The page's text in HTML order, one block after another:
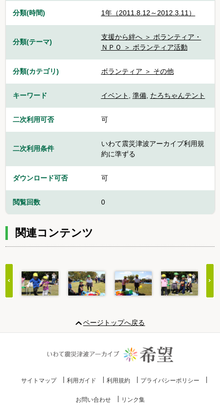
分類(時間) 1年（2011.8.12～2012.3.11）
分類(テーマ)
支援から絆へ ＞ ボランティア・
ＮＰＯ ＞ ボランティア活動
分類(カテゴリ) ボランティア ＞ その他
キーワード イベント , 準備, たろちゃんテント
二次利用可否 可
二次利用条件
いわて震災津波アーカイブ利用規
約に準ずる
ダウンロード可否 可
閲覧回数 0
関連コンテンツ
20
ページトップへ戻る
サイトマップ 利用ガイド 利用規約 プライバシーポリシー
お問い合わせ リンク集